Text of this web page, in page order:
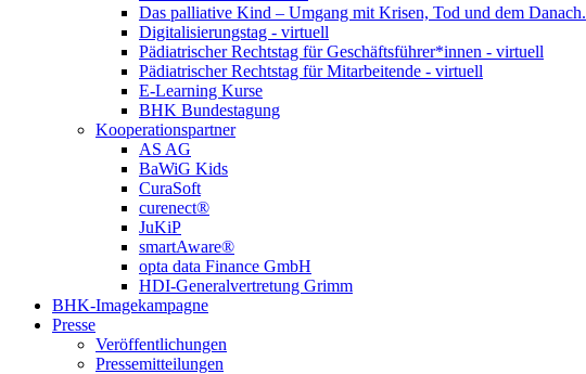
Das palliative Kind – Umgang mit Krisen, Tod und dem Danach.
Digitalisierungstag - virtuell
Pädiatrischer Rechtstag für Geschäftsführer*innen - virtuell
Pädiatrischer Rechtstag für Mitarbeitende - virtuell
E-Learning Kurse
BHK Bundestagung
Kooperationspartner
AS AG
BaWiG Kids
CuraSoft
curenect®
JuKiP
smartAware®
opta data Finance GmbH
HDI-Generalvertretung Grimm
BHK-Imagekampagne
Presse
Veröffentlichungen
Pressemitteilungen